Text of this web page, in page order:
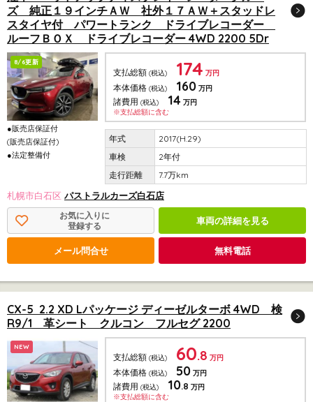
ズ 純正１９インチＡＷ 社外１７ＡＷ＋スタッドレ
スタイヤ付 パワートランク ドライブレコーダー
ルーフＢＯＸ ドライブレコーダー 4WD 2200 5Dr
8/6更新
●販売店保証付
(販売店保証付)
●法定整備付
支払総額 (税込) 174 万円
本体価格 (税込) 160 万円
諸費用 (税込) 14 万円
※支払総額に含む
2017(H.29)
2年付
7.7万km
札幌市白石区 パストラルカーズ白石店
お気に入りに
登録する
車両の詳細を見る
メール問合せ 無料電話
CX-5 2.2 XD Lパッケージ ディーゼルターボ 4WD 検
R9/1 革シート クルコン フルセグ 2200
NEW
支払総額 (税込) 60.8 万円
本体価格 (税込) 50 万円
諸費用 (税込) 10.8 万円
※支払総額に含む